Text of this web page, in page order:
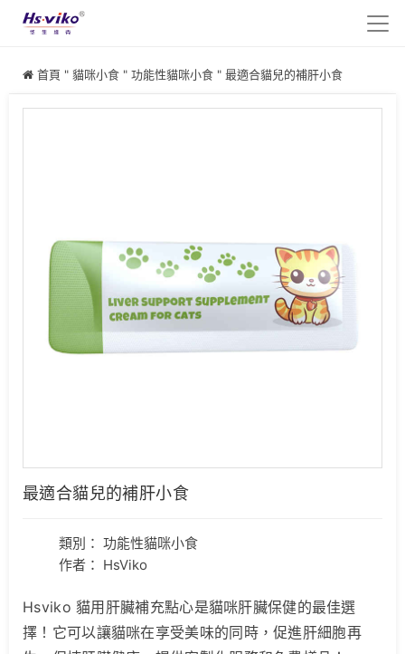
首頁 " 貓咪小食 " 功能性貓咪小食 " 最適合貓兒的補肝小食
最適合貓兒的補肝小食
類別： 功能性貓咪小食
作者： HsViko
Hsviko 貓用肝臟補充點心是貓咪肝臟保健的最佳選
擇！它可以讓貓咪在享受美味的同時，促進肝細胞再